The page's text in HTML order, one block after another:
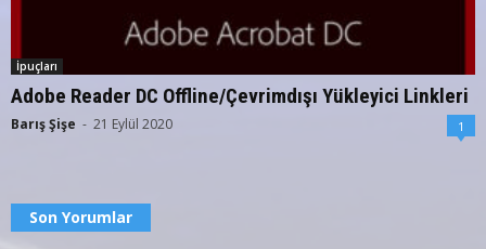
İpuçları
Adobe Reader DC Offline/Çevrimdışı Yükleyici Linkleri
Barış Şişe - 21 Eylül 2020 1
Son Yorumlar